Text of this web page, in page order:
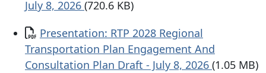
July 8, 2026 (720.6 KB)
Documento
Presentation: RTP 2028 Regional
Transportation Plan Engagement And
Consultation Plan Draft - July 8, 2026 (1.05 MB)